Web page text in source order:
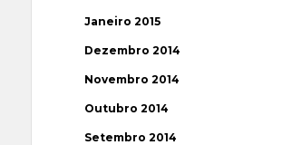
Janeiro 2015
Dezembro 2014
Novembro 2014
Outubro 2014
Setembro 2014